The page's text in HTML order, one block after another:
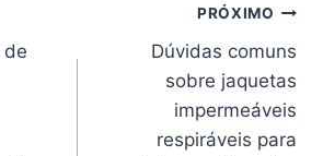
de
PRÓXIMO
Dúvidas comuns
sobre jaquetas
impermeáveis
respiráveis para